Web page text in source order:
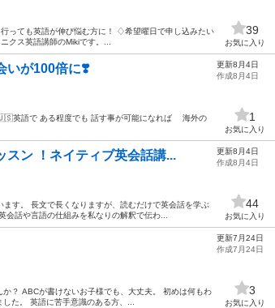
っても英語が伸び悩む方に！ ♢ 希望曜日で申し込みたい
クス英語講師のMikiです。...
39
お気に入り
いが100倍に❣️
英語で ある程度でも 話す事が可能になれば 海外の
更新8月4日
作成8月4日
1
お気に入り
スン ！ネイティブ英会話講...
す。 長文で長くなりますが、読むだけで英会話を学ぶ
話や言語の仕組みを私なりの解釈で伝わ...
更新8月4日
作成8月4日
44
お気に入り
？ ABCが書けないお子様でも、大丈夫。 初めは何もわ
た。 英語に苦手意識のある方、...
更新7月24日
作成7月24日
3
お気に入り